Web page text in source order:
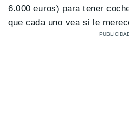
6.000 euros) para tener
que cada uno vea si le